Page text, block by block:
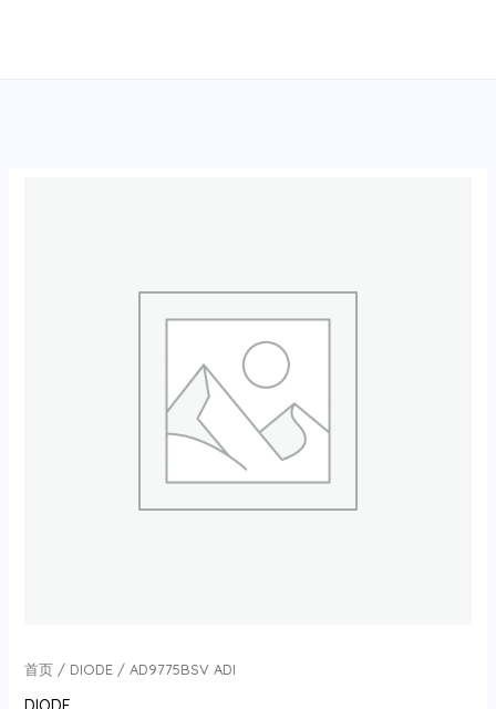
首页/ DIODE/ AD9775BSV ADI